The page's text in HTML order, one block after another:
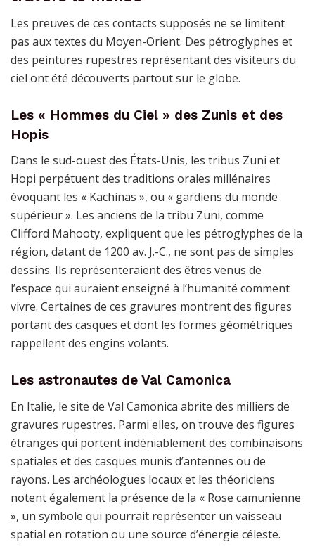
Les preuves de ces contacts supposés ne se limitent
pas aux textes du Moyen-Orient. Des pétroglyphes et
des peintures rupestres représentant des visiteurs du
ciel ont été découverts partout sur le globe.
Les « Hommes du Ciel » des Zunis et des
Hopis
Dans le sud-ouest des États-Unis, les tribus Zuni et
Hopi perpétuent des traditions orales millénaires
évoquant les « Kachinas », ou « gardiens du monde
supérieur ». Les anciens de la tribu Zuni, comme
Clifford Mahooty, expliquent que les pétroglyphes de la
région, datant de 1200 av. J.-C., ne sont pas de simples
dessins. Ils représenteraient des êtres venus de
l’espace qui auraient enseigné à l’humanité comment
vivre. Certaines de ces gravures montrent des figures
portant des casques et dont les formes géométriques
rappellent des engins volants.
Les astronautes de Val Camonica
En Italie, le site de Val Camonica abrite des milliers de
gravures rupestres. Parmi elles, on trouve des figures
étranges qui portent indéniablement des combinaisons
spatiales et des casques munis d’antennes ou de
rayons. Les archéologues locaux et les théoriciens
notent également la présence de la « Rose camunienne
», un symbole qui pourrait représenter un vaisseau
spatial en rotation ou une source d’énergie céleste.